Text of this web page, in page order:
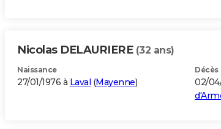
Nicolas DELAURIERE (32 ans)
Naissance
27/01/1976 à Laval (Mayenne)
Décès
02/